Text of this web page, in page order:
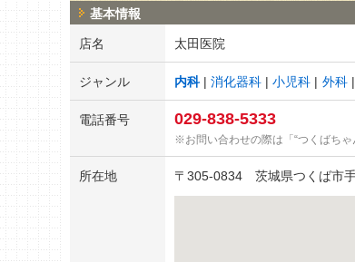
基本情報
店名 太田医院
ジャンル 内科 消化器科 小児科 外科
電話番号 029-838-5333
お問い合わせの際は「“つくばち
所在地 〒 305-0834 茨城県つくば市